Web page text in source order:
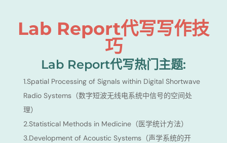
Lab Report代写写作技
巧
Lab Report代写热门主题:
1.Spatial Processing of Signals within Digital Shortwave
Radio Systems（数字短波无线电系统中信号的空间处
理）
2.Statistical Methods in Medicine（医学统计方法）
3.Development of Acoustic Systems（声学系统的开